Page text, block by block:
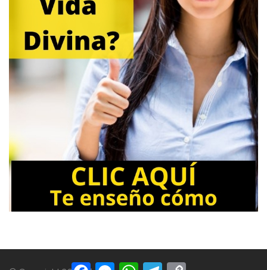
FacebookMessengerWhatsApp
Telegram